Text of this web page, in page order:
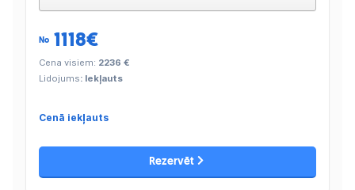
No 1118€
Cena visiem: 2236 €
Lidojums: Iekļauts
Cenā iekļauts
Rezervēt